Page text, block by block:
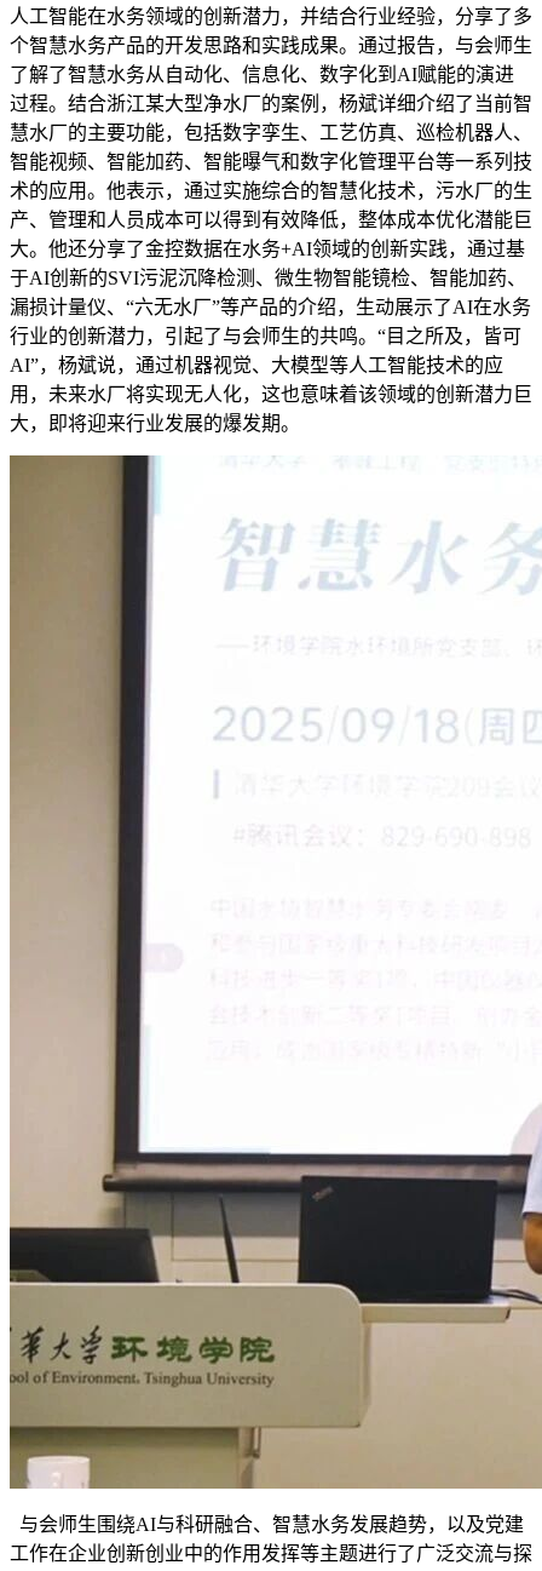
人工智能在水务领域的创新潜力，并结合行业经验，分享了多
个智慧水务产品的开发思路和实践成果。通过报告，与会师生
了解了智慧水务从自动化、信息化、数字化到AI赋能的演进
过程。结合浙江某大型净水厂的案例，杨斌详细介绍了当前智
慧水厂的主要功能，包括数字孪生、工艺仿真、巡检机器人、
智能视频、智能加药、智能曝气和数字化管理平台等一系列技
术的应用。他表示，通过实施综合的智慧化技术，污水厂的生
产、管理和人员成本可以得到有效降低，整体成本优化潜能巨
大。他还分享了金控数据在水务+AI领域的创新实践，通过基
于AI创新的SVI污泥沉降检测、微生物智能镜检、智能加药、
漏损计量仪、“六无水厂”等产品的介绍，生动展示了AI在水务
行业的创新潜力，引起了与会师生的共鸣。“目之所及，皆可
AI”，杨斌说，通过机器视觉、大模型等人工智能技术的应
用，未来水厂将实现无人化，这也意味着该领域的创新潜力巨
大，即将迎来行业发展的爆发期。
与会师生围绕AI与科研融合、智慧水务发展趋势，以及党建
工作在企业创新创业中的作用发挥等主题进行了广泛交流与探